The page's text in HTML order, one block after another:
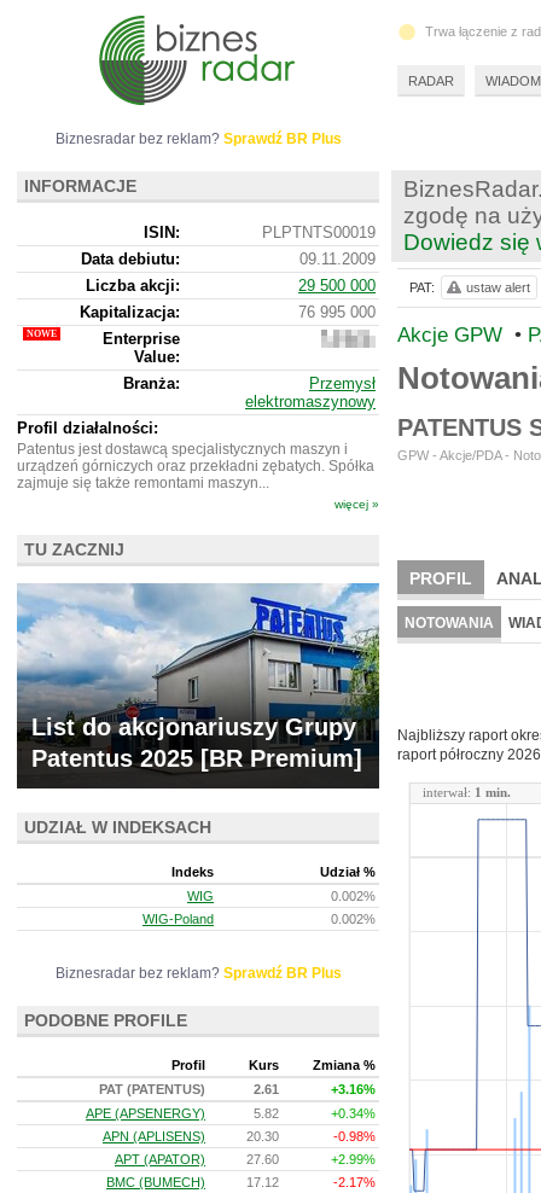
zgodę na
Dowiedz się
Akcje GPW •
PATENTUS
GPW - Akcje/PDA -
PROFIL
BR LAB
NOTOWANIA
Najbliższy raport
raport półroczny
interwał: 1 min.
PAT: ustaw alert
Biznesradar bez reklam? Sprawdź BR Plus
INFORMACJE
ISIN:
PLPTNTS00019
Data debiutu:
09.11.2009
Liczba akcji:
29 500 000
Kapitalizacja:
76 995 000
Enterprise
Value:
87
000
Branża:
Przemysł
elektromaszynowy
Profil działalności:
Patentus jest dostawcą specjalistycznych maszyn i
urządzeń górniczych oraz przekładni zębatych. Spółka
zajmuje się także remontami maszyn...
więcej »
TU ZACZNIJ
List do akcjonariuszy Grupy
Patentus 2025 [BR Premium]
UDZIAŁ W INDEKSACH
Indeks
Udział %
WIG
0.002%
WIG-Poland
0.002%
Biznesradar bez reklam? Sprawdź BR Plus
PODOBNE PROFILE
Profil Kurs
Zmiana %
PAT (PATENTUS)
2.61
+3.16%
APE (APSENERGY)
5.82
+0.34%
APN (APLISENS)
20.30
-0.98%
APT (APATOR)
27.60
+2.99%
BMC (BUMECH)
17.12
-2.17%
Trwa łączenie z
RADAR